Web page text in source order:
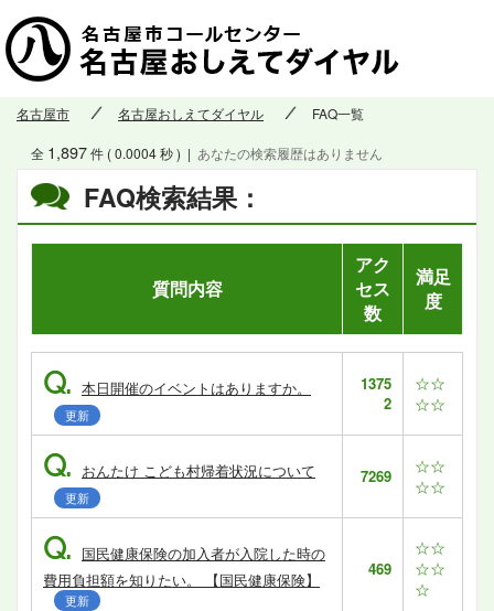
名古屋市 名古屋おしえてダイヤル FAQ一覧
FAQ検索結果：
全 1,897件 ( 0.0004 秒 ) | あなたの検索履歴はありません
質問内容
アク
セス
数
満足
度
Q. 本日開催のイベントはありますか。
更新
1375
2
☆☆
☆☆
Q. おんたけ こども村帰着状況について
更新
7269
☆☆
☆☆
Q. 国民健康保険の加入者が入院した時の
費用負担額を知りたい。 【国民健康保険】
更新
469
☆☆
☆☆
☆